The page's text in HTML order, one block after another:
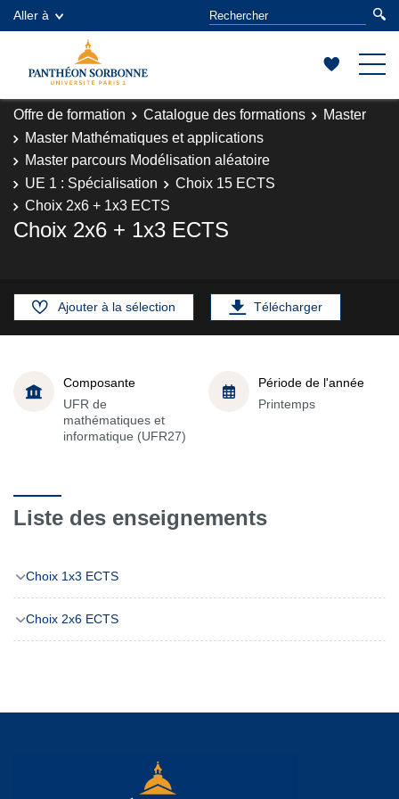
Aller à
Offre de formation Catalogue des formations
Master
Master Mathématiques et applications
Master parcours Modélisation aléatoire
UE 1 : Spécialisation
Choix 15 ECTS
Choix 2x6 + 1x3 ECTS
Choix 2x6 + 1x3 ECTS
Ajouter à la sélection Télécharger
Composante
UFR de
mathématiques et
informatique (UFR27)
Période de l'année
Printemps
Liste des enseignements
Choix 1x3 ECTS
Choix 2x6 ECTS